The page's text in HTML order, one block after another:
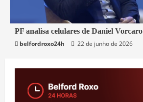
3 min read
Brasil
PF analisa celulares de Daniel Vorcaro
belfordroxo24h
22 de junho de 2026